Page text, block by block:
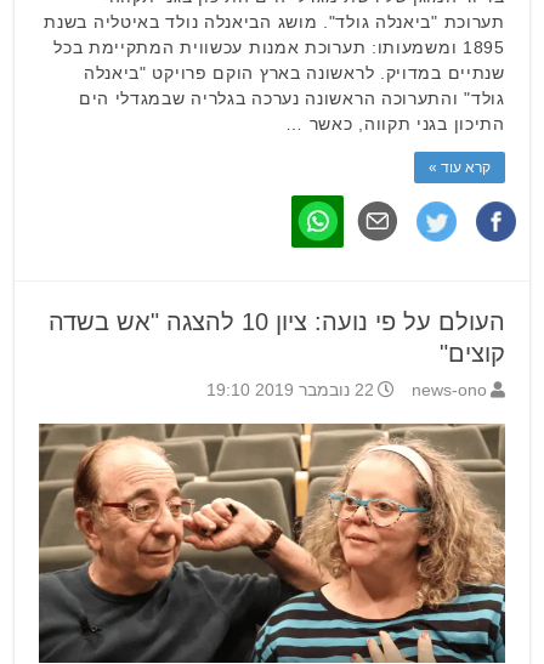
תערוכת "ביאנלה גולד". מושג הביאנלה נולד באיטליה בשנת
1895 ומשמעותו: תערוכת אמנות עכשווית המתקיימת בכל
שנתיים במדויק. לראשונה בארץ הוקם פרויקט "ביאנלה
גולד" והתערוכה הראשונה נערכה בגלריה שבמגדלי הים
התיכון בגני תקווה, כאשר …
קרא עוד »
העולם על פי נועה: ציון 10 להצגה "אש בשדה
קוצים"
news-ono 22 נובמבר 2019 19:10